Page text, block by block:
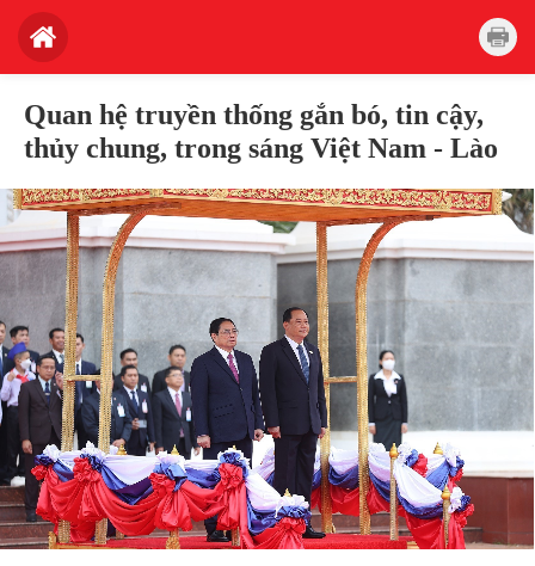
Quan hệ truyền thống gắn bó, tin cậy,
thủy chung, trong sáng Việt Nam - Lào